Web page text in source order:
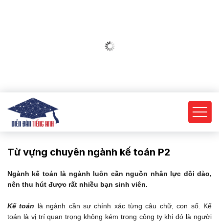
Từ vựng chuyên ngành kế toán P2
Ngành kế toán là ngành luôn cần nguồn nhân lực dồi dào,
nên thu hút được rất nhiều bạn sinh viên.
Kế toán là ngành cần sự chính xác từng câu chữ, con số. Kế
toán là vị trí quan trọng không kém trong công ty khi đó là người